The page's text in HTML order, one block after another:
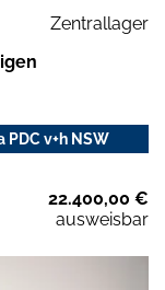
Zentrallager
PDC v+h NSW
22.400,00 €
ausweisbar